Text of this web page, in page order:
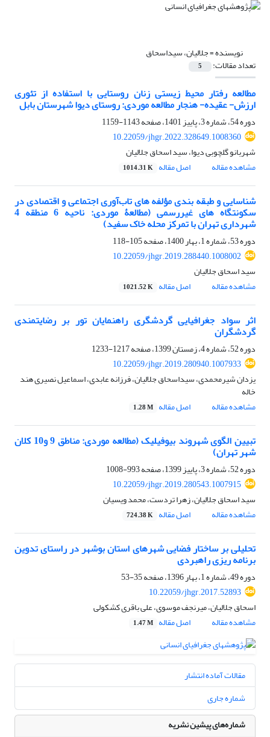
نویسنده =جلالیان، سیداسحاق
تعداد مقالات: 5
مطالعه رفتار محیط زیستی زنان روستایی با استفاده از تئوری
ارزش- عقیده- هنجار مطالعه موردی: روستای دیوا شهرستان بابل
دوره 54، شماره 3، پاییز 1401، صفحه
1143-1159
10.22059/jhgr.2022.328649.1008360
شهربانو گلچوبی دیوا، سید اسحاق جلالیان
مشاهده مقاله
اصل مقاله 1014.31 K
شناسایی و طبقه بندی مؤلفه های تاب‌آوری اجتماعی و اقتصادی در
سکونتگاه های غیررسمی (مطالعۀ موردی: ناحیه 6 منطقه 4
شهرداری تهران با تمرکز محله خاک سفید)
دوره 53، شماره 1، بهار 1400، صفحه
105-118
10.22059/jhgr.2019.288440.1008002
سید اسحاق جلالیان
مشاهده مقاله
اصل مقاله 1021.52 K
اثر سواد جغرافیایی گردشگری راهنمایان تور بر رضایتمندی
گردشگران
دوره 52، شماره 4، زمستان 1399، صفحه
1217-1233
10.22059/jhgr.2019.280940.1007933
یزدان شیرمحمدی، سیداسحاق جلالیان، فرزانه عابدی، اسماعیل نصیری هند
خاله
مشاهده مقاله
اصل مقاله 1.28 M
تبیین الگوی شهروند بیوفیلیک (مطالعه موردی: مناطق 9 و10 کلان
شهر تهران)
دوره 52، شماره 3، پاییز 1399، صفحه
993-1008
10.22059/jhgr.2019.280543.1007915
سید اسحاق جلالیان، زهرا تردست، محمد ویسیان
مشاهده مقاله
اصل مقاله 724.38 K
تحلیلی بر ساختار فضایی شهرهای استان بوشهر در راستای تدوین
برنامه ریزی راهبردی
دوره 49، شماره 1، بهار 1396، صفحه
35-53
10.22059/jhgr.2017.52893
اسحاق جلالیان، میرنجف موسوی، علی باقری کشکولی
مشاهده مقاله
اصل مقاله 1.47 M
مقالات آماده انتشار
شماره جاری
شماره‌های پیشین نشریه